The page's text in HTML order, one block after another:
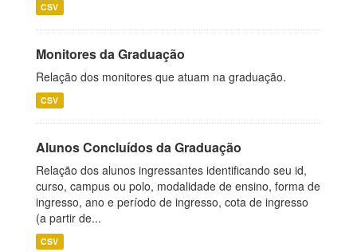
CSV
Monitores da Graduação
Relação dos monitores que atuam na graduação.
CSV
Alunos Concluídos da Graduação
Relação dos alunos ingressantes identificando seu id,
curso, campus ou polo, modalidade de ensino, forma de
ingresso, ano e período de ingresso, cota de ingresso
(a partir de...
CSV